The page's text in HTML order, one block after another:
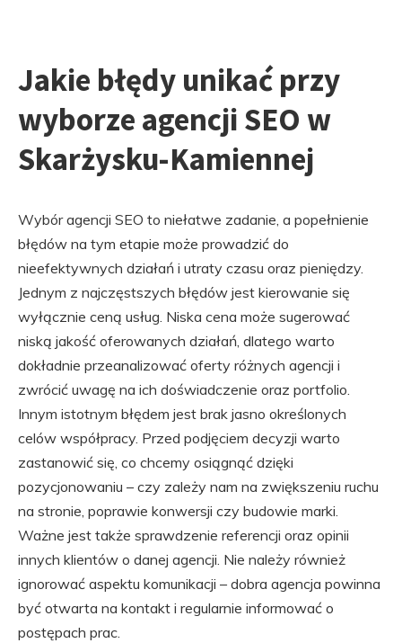
Jakie błędy unikać przy
wyborze agencji SEO w
Skarżysku-Kamiennej
Wybór agencji SEO to niełatwe zadanie, a popełnienie
błędów na tym etapie może prowadzić do
nieefektywnych działań i utraty czasu oraz pieniędzy.
Jednym z najczęstszych błędów jest kierowanie się
wyłącznie ceną usług. Niska cena może sugerować
niską jakość oferowanych działań, dlatego warto
dokładnie przeanalizować oferty różnych agencji i
zwrócić uwagę na ich doświadczenie oraz portfolio.
Innym istotnym błędem jest brak jasno określonych
celów współpracy. Przed podjęciem decyzji warto
zastanowić się, co chcemy osiągnąć dzięki
pozycjonowaniu – czy zależy nam na zwiększeniu ruchu
na stronie, poprawie konwersji czy budowie marki.
Ważne jest także sprawdzenie referencji oraz opinii
innych klientów o danej agencji. Nie należy również
ignorować aspektu komunikacji – dobra agencja powinna
być otwarta na kontakt i regularnie informować o
postępach prac.